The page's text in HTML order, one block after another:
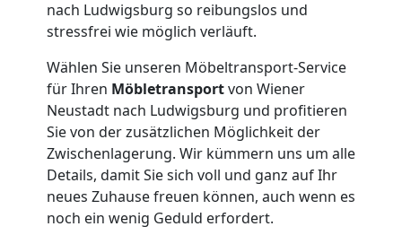
nach Ludwigsburg so reibungslos und
stressfrei wie möglich verläuft.
Wählen Sie unseren Möbeltransport-Service
für Ihren Möbletransportvon Wiener
Neustadt nach Ludwigsburg und profitieren
Sie von der zusätzlichen Möglichkeit der
Zwischenlagerung. Wir kümmern uns um alle
Details, damit Sie sich voll und ganz auf Ihr
neues Zuhause freuen können, auch wenn es
noch ein wenig Geduld erfordert.
Wiener
Neustadt
Anfrage
Möbeltransport